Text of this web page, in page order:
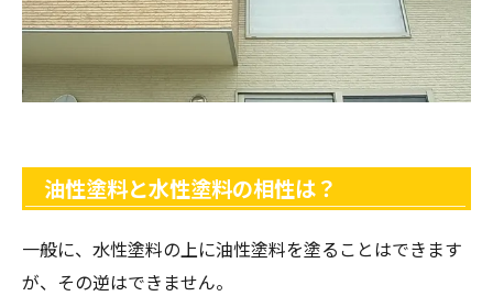
油性塗料と水性塗料の相性は？
一般に、水性塗料の上に油性塗料を塗ることはできます
が、その逆はできません。